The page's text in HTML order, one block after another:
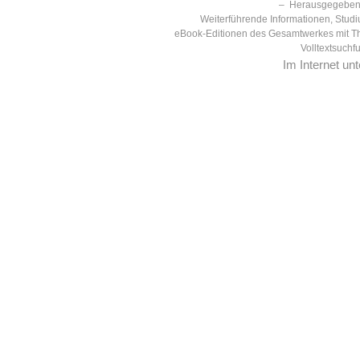
–
Weiterführende Informationen,
eBook-Editionen des Gesamtwerkes mit
Im Internet